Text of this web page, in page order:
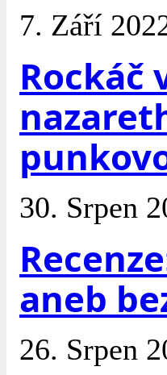
7. Září
Rockáč
30. Srpen
aneb
26. Srpen